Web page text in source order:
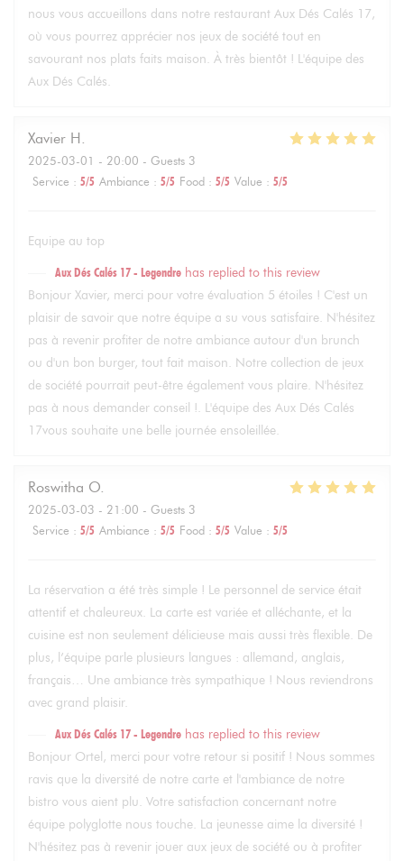
nous vous accueillons dans notre restaurant Aux Dés Calés 17,
où vous pourrez apprécier nos jeux de société tout en
savourant nos plats faits maison. À très bientôt ! L'équipe des
Aux Dés Calés.
Xavier H
2025-03-01 - 20:00 - Guests 3
Service : 5/5 Ambiance : 5/5 Food : 5/5 Value : 5/5
Equipe au top
Aux Dés Calés 17 - Legendre has replied to this review
Bonjour Xavier, merci pour votre évaluation 5 étoiles ! C'est un
plaisir de savoir que notre équipe a su vous satisfaire. N'hésitez
pas à revenir profiter de notre ambiance autour d'un brunch
ou d'un bon burger, tout fait maison. Notre collection de jeux
de société pourrait peut-être également vous plaire. N'hésitez
pas à nous demander conseil !. L'équipe des Aux Dés Calés
17vous souhaite une belle journée ensoleillée.
Roswitha O
2025-03-03 - 21:00 - Guests 3
Service : 5/5 Ambiance : 5/5 Food : 5/5 Value : 5/5
La réservation a été très simple ! Le personnel de service était
attentif et chaleureux. La carte est variée et alléchante, et la
cuisine est non seulement délicieuse mais aussi très flexible. De
plus, l’équipe parle plusieurs langues : allemand, anglais,
français… Une ambiance très sympathique ! Nous reviendrons
avec grand plaisir.
Aux Dés Calés 17 - Legendre has replied to this review
Bonjour Ortel, merci pour votre retour si positif ! Nous sommes
ravis que la diversité de notre carte et l'ambiance de notre
bistro vous aient plu. Votre satisfaction concernant notre
équipe polyglotte nous touche. La jeunesse aime la diversité !
N'hésitez pas à revenir jouer aux jeux de société ou à profiter